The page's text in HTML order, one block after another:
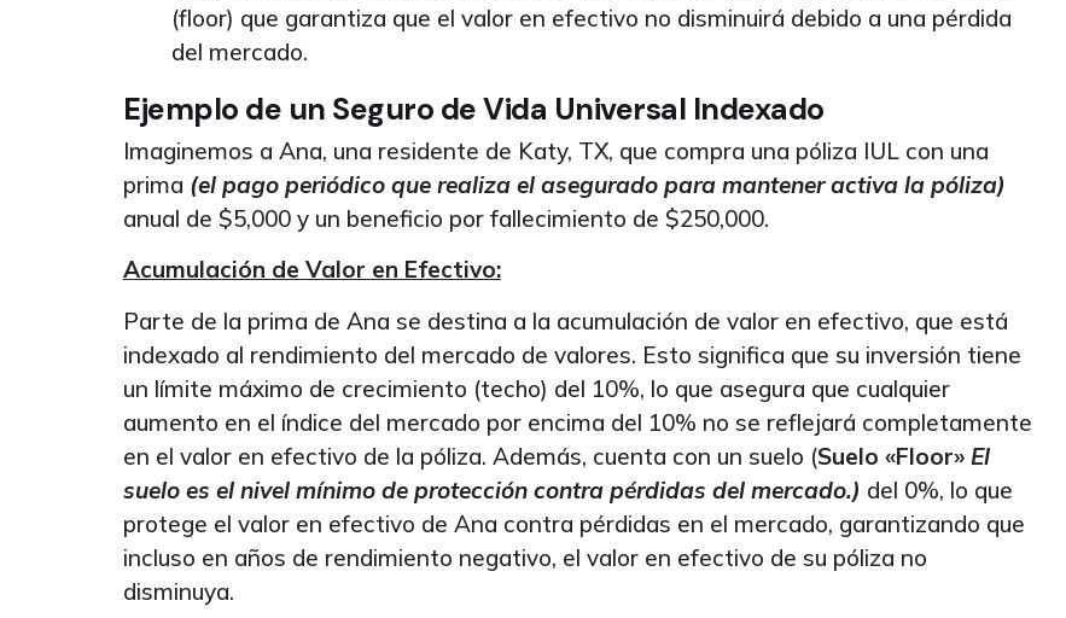
(floor) que garantiza que el valor en efectivo no disminuirá debido a una pérdida
del mercado.
Ejemplo de un Seguro de Vida Universal Indexado
Imaginemos a Ana, una residente de Katy, TX, que compra una póliza IUL con una
prima (el pago periódico que realiza el asegurado para mantener activa la póliza)
anual de $5,000 y un beneficio por fallecimiento de $250,000.
Acumulación de Valor en Efectivo:
Parte de la prima de Ana se destina a la acumulación de valor en efectivo, que está
indexado al rendimiento del mercado de valores. Esto significa que su inversión tiene
un límite máximo de crecimiento (techo) del 10%, lo que asegura que cualquier
aumento en el índice del mercado por encima del 10% no se reflejará completamente
en el valor en efectivo de la póliza. Además, cuenta con un suelo (Suelo «Floor» El
suelo es el nivel mínimo de protección contra pérdidas del mercado.) del 0%, lo que
protege el valor en efectivo de Ana contra pérdidas en el mercado, garantizando que
incluso en años de rendimiento negativo, el valor en efectivo de su póliza no
disminuya.